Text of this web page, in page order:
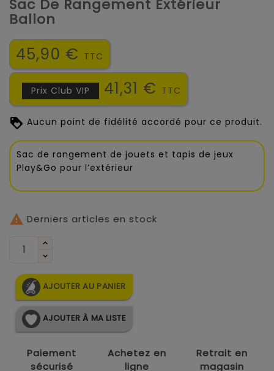
Sac De Rangement Extérieur
Ballon
45,90 € TTC
Prix Club VIP 41,31 € TTC
Aucun point de fidélité accordé pour ce produit.
Sac de rangement de jouets et tapis de jeux
Play&Go pour l’extérieur
 Derniers articles en stock
AJOUTER AU PANIER
AJOUTER À MA LISTE
Paiement
sécurisé
Achetez en
ligne
Retrait en
magasin